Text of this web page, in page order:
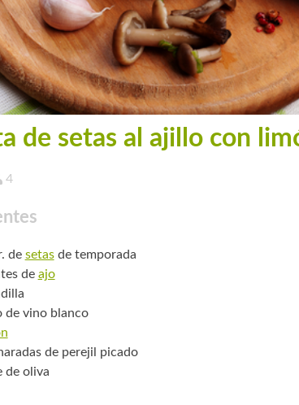
de setas al ajillo con
4
de setasde temporada
de ajo
de vino blanco
de perejil picado
de oliva